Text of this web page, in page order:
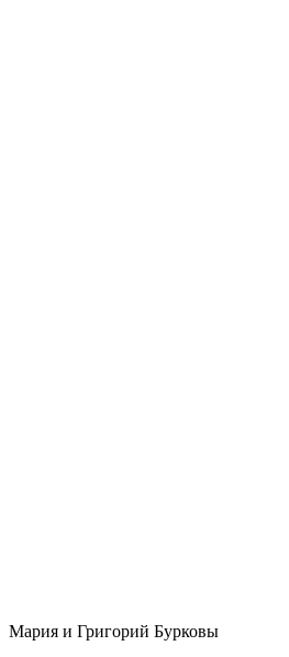
Мария и Григорий Бурковы